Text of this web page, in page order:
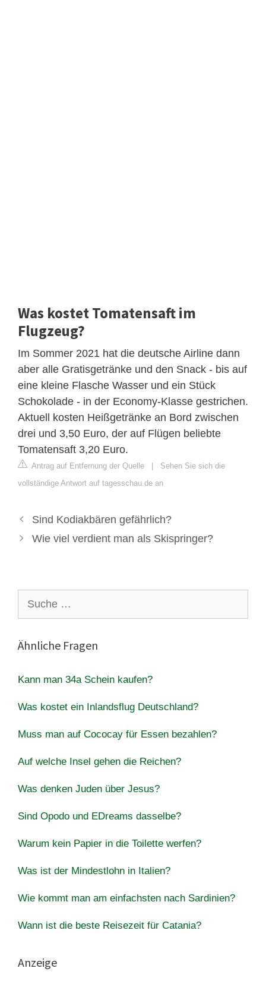
Was kostet Tomatensaft im
Flugzeug?
Im Sommer 2021 hat die deutsche Airline dann
aber alle Gratisgetränke und den Snack - bis auf
eine kleine Flasche Wasser und ein Stück
Schokolade - in der Economy-Klasse gestrichen.
Aktuell kosten Heißgetränke an Bord zwischen
drei und 3,50 Euro, der auf Flügen beliebte
Tomatensaft 3,20 Euro.
Antrag auf Entfernung der Quelle | Sehen Sie sich die
vollständige Antwort auf tagesschau.de an
Sind Kodiakbären gefährlich?
Wie viel verdient man als Skispringer?
nach:
Ähnliche Fragen
Kann man 34a Schein kaufen?
Was kostet ein Inlandsflug Deutschland?
Muss man auf Cococay für Essen bezahlen?
Auf welche Insel gehen die Reichen?
Was denken Juden über Jesus?
Sind Opodo und EDreams dasselbe?
Warum kein Papier in die Toilette werfen?
Was ist der Mindestlohn in Italien?
Wie kommt man am einfachsten nach Sardinien?
Wann ist die beste Reisezeit für Catania?
Anzeige